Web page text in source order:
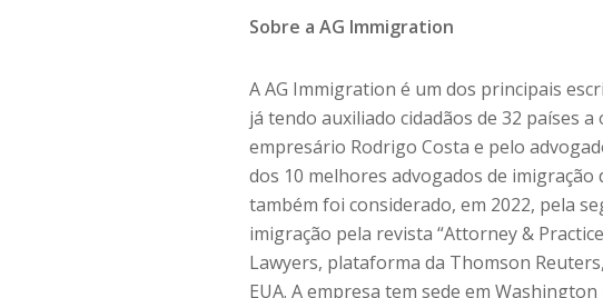
Sobre a AG Immigration
A AG Immigration é um dos principais
já tendo auxiliado cidadãos de 32 países
empresário Rodrigo Costa e pelo
dos 10 melhores advogados de
também foi considerado, em 2022, pela
imigração pela revista “Attorney &
Lawyers, plataforma da Thomson
EUA. A empresa tem sede em